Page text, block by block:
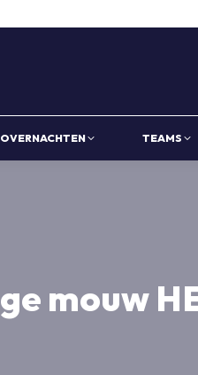
OVERNACHTEN TEAMS
mouw